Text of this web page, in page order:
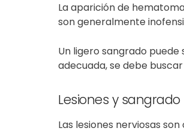
La aparición de
son generalmente
Un ligero sangrado
adecuada, se debe
Lesiones y sangrado
Las lesiones nerviosas